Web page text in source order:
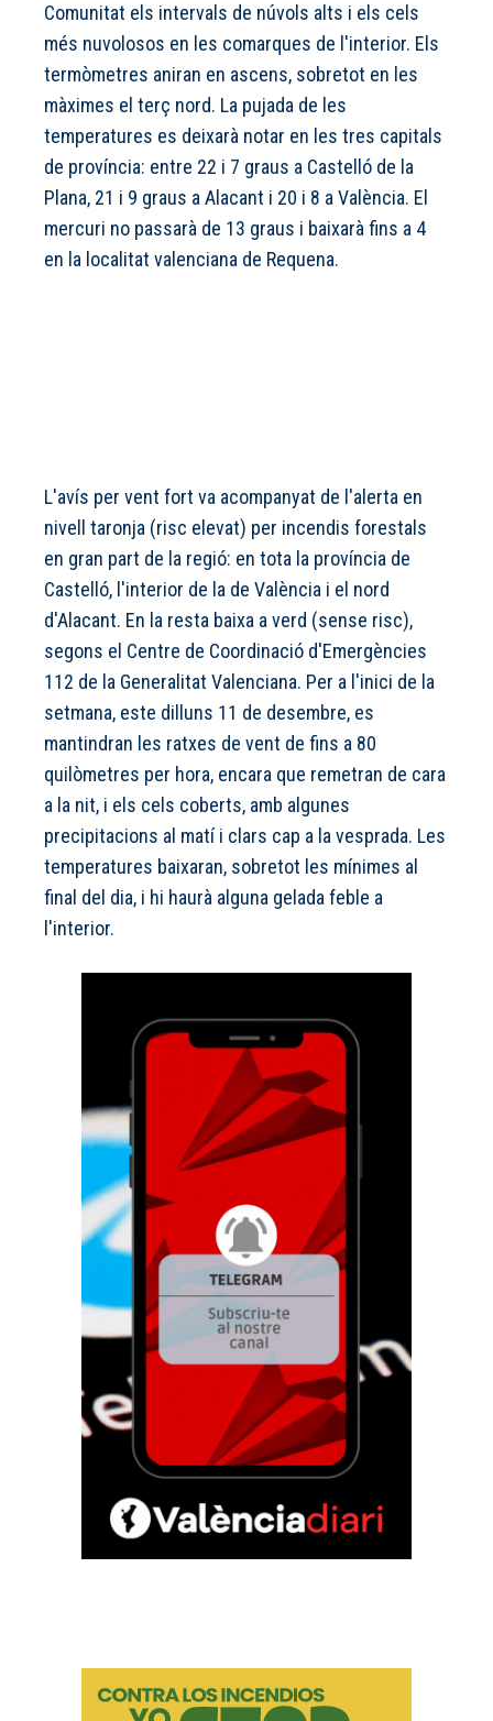
Comunitat els intervals de núvols alts i els cels
més nuvolosos en les comarques de l'interior. Els
termòmetres aniran en ascens, sobretot en les
màximes el terç nord. La pujada de les
temperatures es deixarà notar en les tres capitals
de província: entre 22 i 7 graus a Castelló de la
Plana, 21 i 9 graus a Alacant i 20 i 8 a València. El
mercuri no passarà de 13 graus i baixarà fins a 4
en la localitat valenciana de Requena.
L'avís per vent fort va acompanyat de l'alerta en
nivell taronja (risc elevat) per incendis forestals
en gran part de la regió: en tota la província de
Castelló, l'interior de la de València i el nord
d'Alacant. En la resta baixa a verd (sense risc),
segons el Centre de Coordinació d'Emergències
112 de la Generalitat Valenciana. Per a l'inici de la
setmana, este dilluns 11 de desembre, es
mantindran les ratxes de vent de fins a 80
quilòmetres per hora, encara que remetran de cara
a la nit, i els cels coberts, amb algunes
precipitacions al matí i clars cap a la vesprada. Les
temperatures baixaran, sobretot les mínimes al
final del dia, i hi haurà alguna gelada feble a
l'interior.